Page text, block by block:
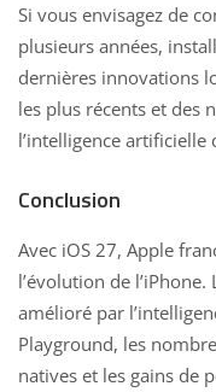
Si vous envisagez de
plusieurs années,
dernières innovations
les plus récents et des
l’intelligence artificielle
Conclusion
Avec iOS 27, Apple
l’évolution de
amélioré par
Playground, les
natives et les gains de